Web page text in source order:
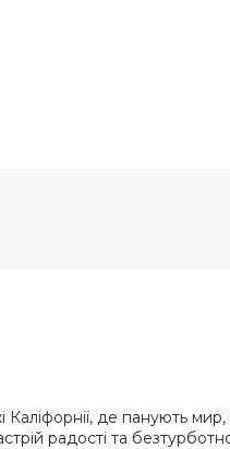
де панують мир,
радості та